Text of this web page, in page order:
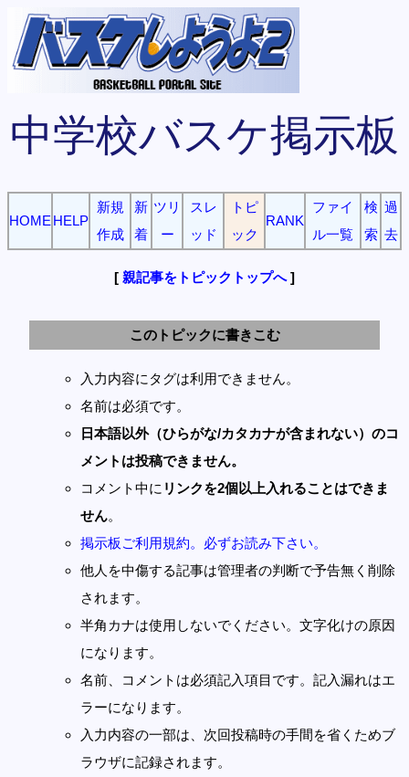
中学校バスケ掲示板
HOME HELP
新規
作成
新
着
ツリ
ー
スレ
ッド
トピ
ック
RANK
ファイ
ル一覧
検
索
過
去
[ 親記事をトピックトップへ]
このトピックに書きこむ
入力内容にタグは利用できません。
名前は必須です。
日本語以外（ひらがな/カタカナが含まれない）のコ
メントは投稿できません。
コメント中に リンクを2個以上入れることはできま
せん。
掲示板ご利用規約。必ずお読み下さい。
他人を中傷する記事は管理者の判断で予告無く削除
されます。
半角カナは使用しないでください。文字化けの原因
になります。
名前、コメントは必須記入項目です。記入漏れはエ
ラーになります。
入力内容の一部は、次回投稿時の手間を省くためブ
ラウザに記録されます。